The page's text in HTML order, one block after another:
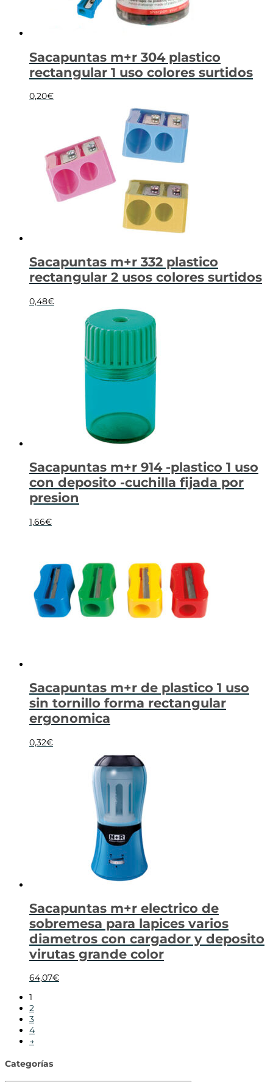
Sacapuntas m+r 304 plastico
rectangular 1 uso colores surtidos
0,20€
Sacapuntas m+r 332 plastico
rectangular 2 usos colores surtidos
0,48€
Sacapuntas m+r 914 -plastico 1 uso
con deposito -cuchilla fijada por
presion
1,66€
Sacapuntas m+r de plastico 1 uso
sin tornillo forma rectangular
ergonomica
0,32€
Sacapuntas m+r electrico de
sobremesa para lapices varios
diametros con cargador y deposito
virutas grande color
64,07€
1
2
3
4
→
Categorías